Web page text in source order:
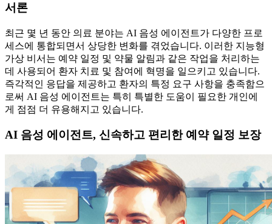
서론
최근 몇 년 동안 의료 분야는 AI 음성 에이전트가 다양한 프로
세스에 통합되면서 상당한 변화를 겪었습니다. 이러한 지능형
가상 비서는 예약 일정 및 약물 알림과 같은 작업을 처리하는
데 사용되어 환자 치료 및 참여에 혁명을 일으키고 있습니다.
즉각적인 응답을 제공하고 환자의 특정 요구 사항을 충족함으
로써 AI 음성 에이전트는 특히 특별한 도움이 필요한 개인에
게 점점 더 유용해지고 있습니다.
AI 음성 에이전트, 신속하고 편리한 예약 일정 보장